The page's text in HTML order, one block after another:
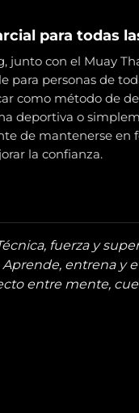
para todas
junto con el Muay
para personas de
como método de
deportiva o
de mantenerse en
la confianza.
fuerza y
entrena y
entre mente,